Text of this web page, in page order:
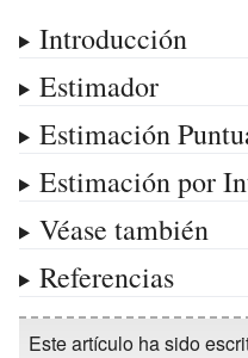
Introducción
Estimador
Estimación
Estimación por
Véase también
Referencias
Este artículo ha sido